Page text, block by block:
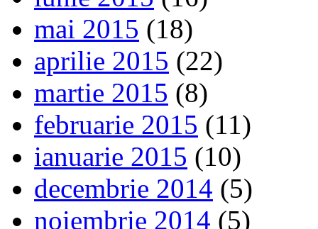
mai 2015 (18)
aprilie 2015 (22)
martie 2015 (8)
februarie 2015 (11)
ianuarie 2015 (10)
decembrie 2014 (5)
noiembrie 2014 (5)